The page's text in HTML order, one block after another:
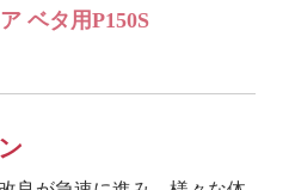
ベタ用P150S